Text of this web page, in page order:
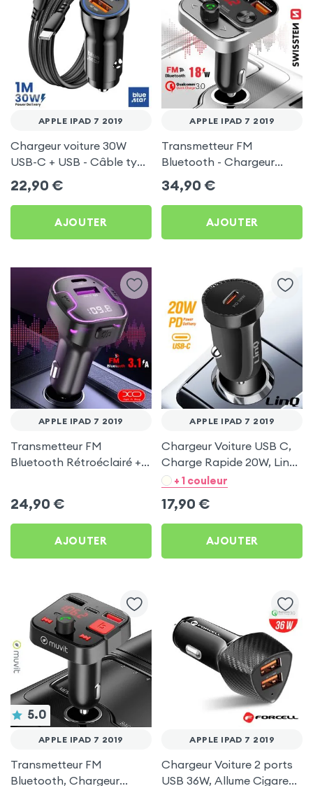
APPLE IPAD 7 2019
Chargeur voiture 30W
USB-C + USB - Câble type
C 60W Blue Star pour
Apple iPad 7 2019
22,90 €
AJOUTER
APPLE IPAD 7 2019
Transmetteur FM
Bluetooth - Chargeur
Voiture USB C + USB -
Swissten
34,90 €
AJOUTER
APPLE IPAD 7 2019
Transmetteur FM
Bluetooth Rétroéclairé +
24,90 €
AJOUTER
APPLE IPAD 7 2019
Chargeur Voiture USB C,
Charge Rapide 20W, LinQ
- Noir pour Apple iPad 7
+ 1 couleur
17,90 €
AJOUTER
5.0
APPLE IPAD 7 2019
Transmetteur FM
Bluetooth, Chargeur
APPLE IPAD 7 2019
Chargeur Voiture 2 ports
USB 36W, Allume Cigare